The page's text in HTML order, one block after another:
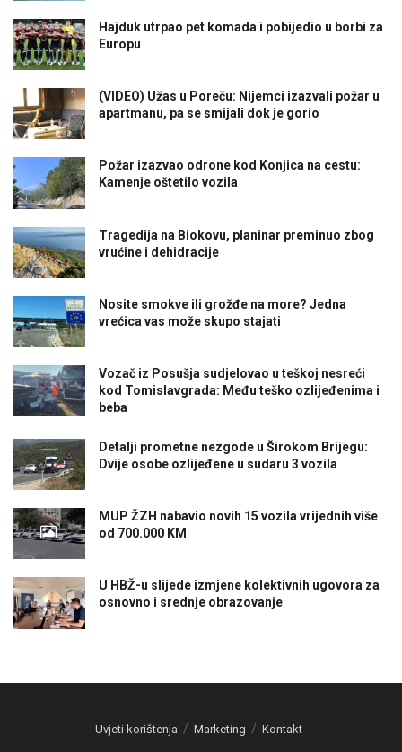
Hajduk utrpao pet komada i pobijedio u borbi za
Europu
(VIDEO) Užas u Poreču: Nijemci izazvali požar u
apartmanu, pa se smijali dok je gorio
Požar izazvao odrone kod Konjica na cestu:
Kamenje oštetilo vozila
Tragedija na Biokovu, planinar preminuo zbog
vrućine i dehidracije
Nosite smokve ili grožđe na more? Jedna
vrećica vas može skupo stajati
Vozač iz Posušja sudjelovao u teškoj nesreći
kod Tomislavgrada: Među teško ozlijeđenima i
beba
Detalji prometne nezgode u Širokom Brijegu:
Dvije osobe ozlijeđene u sudaru 3 vozila
MUP ŽZH nabavio novih 15 vozila vrijednih više
od 700.000 KM
U HBŽ-u slijede izmjene kolektivnih ugovora za
osnovno i srednje obrazovanje
Uvjeti korištenja Marketing Kontakt